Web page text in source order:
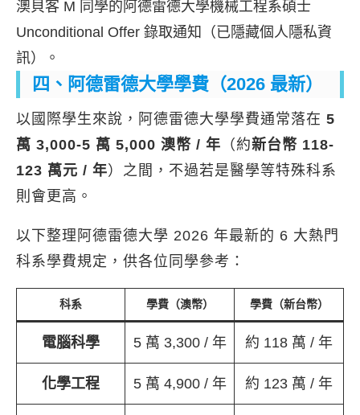
澳貝客 M 同學的阿德雷德大學機械工程系碩士
Unconditional Offer 錄取通知（已隱藏個人隱私資
訊）。
四、阿德雷德大學學費（2026 最新）
以國際學生來說，阿德雷德大學學費通常落在 5
萬 3,000-5 萬 5,000 澳幣 / 年 （約新台幣 118-
123 萬元 / 年）之間，不過若是醫學等特殊科系
則會更高。
以下整理阿德雷德大學 2026 年最新的 6 大熱門
科系學費規定，供各位同學參考：
科系 學費（澳幣） 學費（新台幣）
電腦科學 5 萬 3,300 / 年 約 118 萬 / 年
化學工程 5 萬 4,900 / 年 約 123 萬 / 年